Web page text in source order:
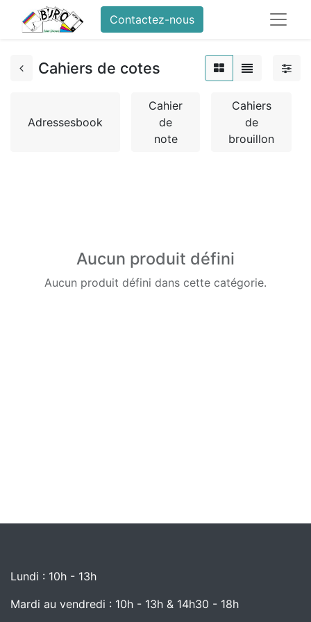
Contactez-nous
Cahiers de cotes
Adressesbook
Cahier
de
note
Cahiers
de
brouillon
Aucun produit défini
Aucun produit défini dans cette catégorie.
Lundi : 10h - 13h
Mardi au vendredi : 10h - 13h & 14h30 - 18h